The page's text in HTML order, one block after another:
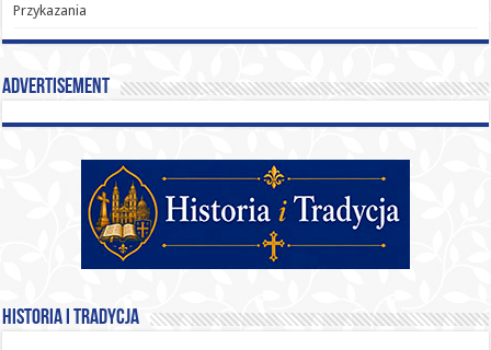
Przykazania
Advertisement
Historia i Tradycja